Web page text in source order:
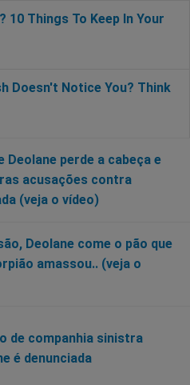
Deolane perde a cabeça e
acusações contra
(veja o vídeo)
Deolane come o pão que
amassou.. (veja o
de companhia sinistra
é denunciada